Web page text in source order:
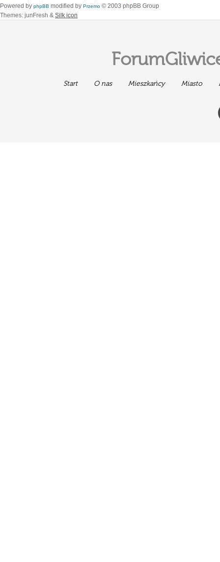
Powered by phpBB modified by Przemo © 2003 phpBB Group
Themes: junFresh & Silk icon
Start O nas Mieszkańcy Miasto